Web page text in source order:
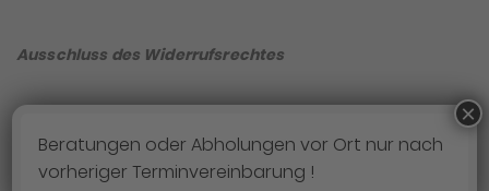
Ausschluss des Widerrufsrechtes
Das Widerrufsrecht besteht nicht bei Verträgen
− zur Lieferung von Waren, die nicht vorgefertigt sind und
Beratungen oder Abholungen vor Ort nur nach
vorheriger Terminvereinbarung !
×